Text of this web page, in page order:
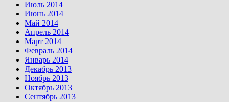
Июль 2014
Июнь 2014
Май 2014
Апрель 2014
Март 2014
Февраль 2014
Январь 2014
Декабрь 2013
Ноябрь 2013
Октябрь 2013
Сентябрь 2013